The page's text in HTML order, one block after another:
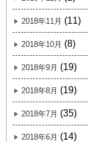
2018年11月 (11)
2018年10月 (8)
2018年9月 (19)
2018年8月 (19)
2018年7月 (35)
2018年6月 (14)